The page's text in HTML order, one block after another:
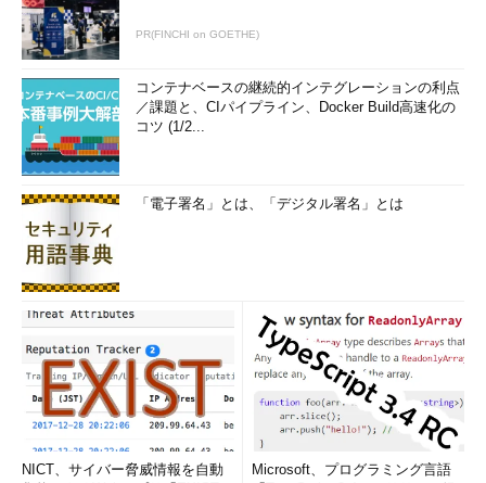
PR(FINCHI on GOETHE)
コンテナベースの継続的インテグレーションの利点
／課題と、CIパイプライン、Docker Build高速化の
コツ (1/2...
「電子署名」とは、「デジタル署名」とは
NICT、サイバー脅威情報を自動
Microsoft、プログラミング言語